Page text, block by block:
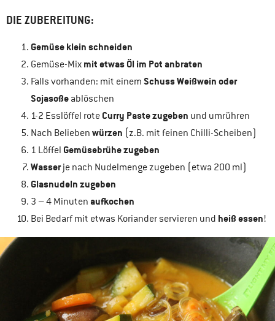
DIE ZUBEREITUNG:
Gemüse klein schneiden
Gemüse-Mix mit etwas Öl im Pot anbraten
Falls vorhanden: mit einem Schuss Weißwein oder
Sojasoße ablöschen
1-2 Esslöffel rote Curry Paste zugeben und umrühren
Nach Belieben würzen (z.B. mit feinen Chilli-Scheiben)
1 Löffel Gemüsebrühe zugeben
Wasserje nach Nudelmenge zugeben (etwa 200 ml)
Glasnudeln zugeben
3 – 4 Minuten aufkochen
Bei Bedarf mit etwas Koriander servieren und heiß essen!